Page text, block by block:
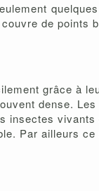
de points
grâce à
dense.
insectes
Par ailleurs